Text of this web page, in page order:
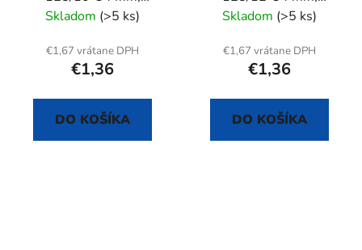
samostatné
Skladom (>5 ks)
€1,67 vrátane DPH
€1,36
DO KOŠÍKA
samostatné
Skladom (>5 ks)
€1,67 vrátane DPH
€1,36
DO KOŠÍKA